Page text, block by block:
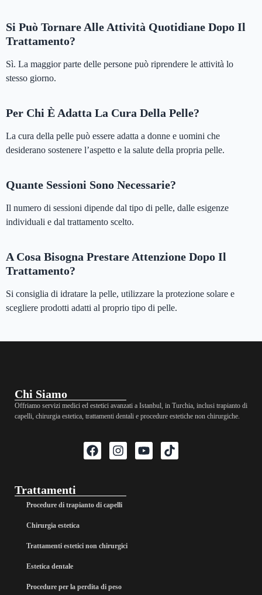
Si Può Tornare Alle Attività Quotidiane Dopo Il
Trattamento?
Sì. La maggior parte delle persone può riprendere le attività lo
stesso giorno.
Per Chi È Adatta La Cura Della Pelle?
La cura della pelle può essere adatta a donne e uomini che
desiderano sostenere l’aspetto e la salute della propria pelle.
Quante Sessioni Sono Necessarie?
Il numero di sessioni dipende dal tipo di pelle, dalle esigenze
individuali e dal trattamento scelto.
A Cosa Bisogna Prestare Attenzione Dopo Il
Trattamento?
Si consiglia di idratare la pelle, utilizzare la protezione solare e
scegliere prodotti adatti al proprio tipo di pelle.
Chi Siamo
Offriamo servizi medici ed estetici avanzati a Istanbul, in Turchia, inclusi trapianto di
capelli, chirurgia estetica, trattamenti dentali e procedure estetiche non chirurgiche.
Trattamenti
Procedure di trapianto di capelli
Chirurgia estetica
Trattamenti estetici non chirurgici
Estetica dentale
Procedure per la perdita di peso